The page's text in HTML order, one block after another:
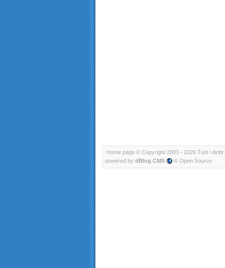
Home page © Copyright 2003 - 2026 Tutti i diritti
powered by dBlog CMS ® Open Source